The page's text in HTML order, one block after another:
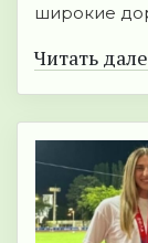
широкие
Читать